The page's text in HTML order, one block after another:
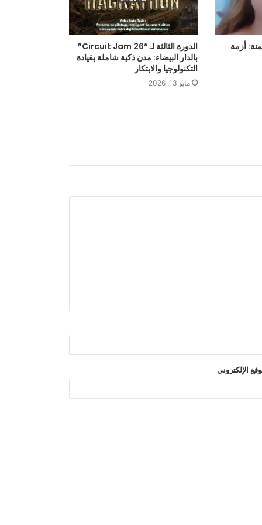
أزمة
الدورة الثالثة لـ “Circuit Jam 26”
بالدار البيضاء: مدن ذكية شاملة بقيادة
التكنولوجيا والابتكار
مايو 13, 2026
الإلكتروني